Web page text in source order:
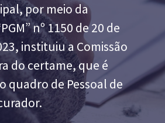
por meio da
nº 1150 de 20 de
instituiu a Comissão
do certame, que é
quadro de Pessoal de